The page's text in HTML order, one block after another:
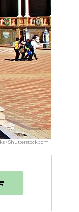
/ Shutterstock.com